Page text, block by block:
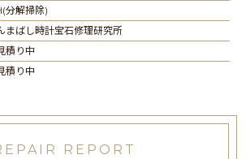
分解掃除)
まばし時計宝石修理研究所
積り中
積り中
REPORT